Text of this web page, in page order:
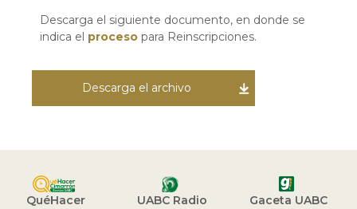
Descarga el siguiente documento, en donde se
indica el proceso para Reinscripciones.
Descarga el archivo
QuéHacer
UABC Radio Gaceta UABC